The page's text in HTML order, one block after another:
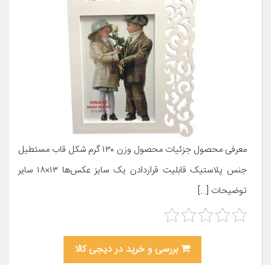
معرفی محصول جزئیات محصول وزن ۱۳۰ گرم شکل قاب مستطیل
جنس پلاستیک قابلیت قراردادن یک سایز عکس‌ها ۱۳×۱۸ سایر
توضیحات […]
بررسی و خرید در دیجی کالا